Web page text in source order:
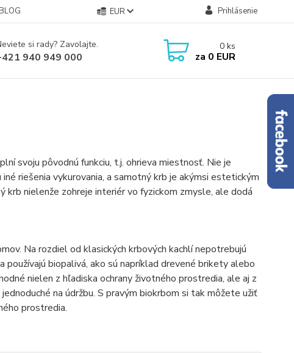
EUR Prihlásenie
si rady? Zavolajte.
940 949 000
0 ks
za 0 EUR
svoju pôvodnú funkciu, t.j. ohrieva miestnosť. Nie je
riešenia vykurovania, a samotný krb je akýmsi estetickým
nielenže zohreje interiér vo fyzickom zmysle, ale dodá
Na rozdiel od klasických krbových kachlí nepotrebujú
biopalivá, ako sú napríklad drevené brikety alebo
nielen z hľadiska ochrany životného prostredia, ale aj z
na údržbu. S pravým biokrbom si tak môžete užiť
prostredia.